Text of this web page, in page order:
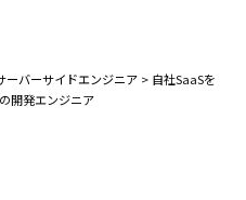
ーバーサイドエンジニア > 自社SaaSを
開発エンジニア